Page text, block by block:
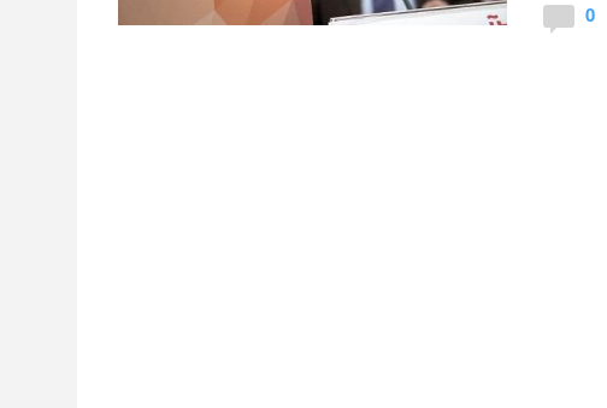
0